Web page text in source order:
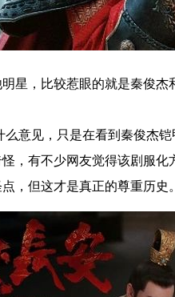
，比较惹眼的就是秦俊杰
见，只是在看到秦俊杰铠
有不少网友觉得该剧服化
，但这才是真正的尊重历史。